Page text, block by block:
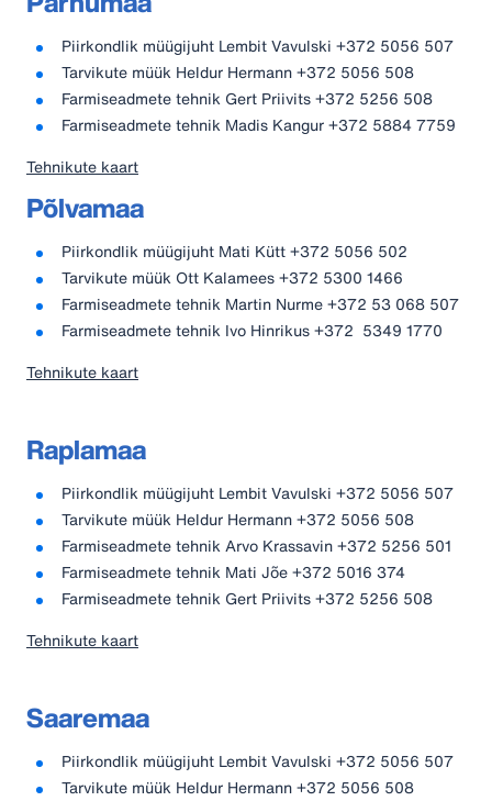
Piirkondlik müügijuht Lembit Vavulski +372 5056 507
Tarvikute müük Heldur Hermann +372 5056 508
Farmiseadmete tehnik Gert Priivits +372 5256 508
Farmiseadmete tehnik Madis Kangur +372 5884 7759
Tehnikute kaart
Põlvamaa
Piirkondlik müügijuht Mati Kütt +372 5056 502
Tarvikute müük Ott Kalamees +372 5300 1466
Farmiseadmete tehnik Martin Nurme +372 53 068 507
Farmiseadmete tehnik Ivo Hinrikus +372 5349 1770
Tehnikute kaart
Raplamaa
Piirkondlik müügijuht Lembit Vavulski +372 5056 507
Tarvikute müük Heldur Hermann +372 5056 508
Farmiseadmete tehnik Arvo Krassavin +372 5256 501
Farmiseadmete tehnik Mati Jõe +372 5016 374
Farmiseadmete tehnik Gert Priivits +372 5256 508
Tehnikute kaart
Saaremaa
Piirkondlik müügijuht Lembit Vavulski +372 5056 507
Tarvikute müük Heldur Hermann +372 5056 508